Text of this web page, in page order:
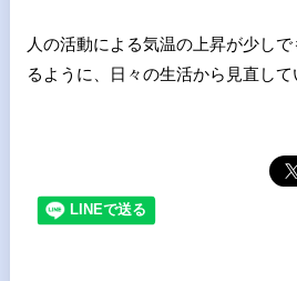
人の活動による気温の上昇が少し
るように、日々の生活から見直して